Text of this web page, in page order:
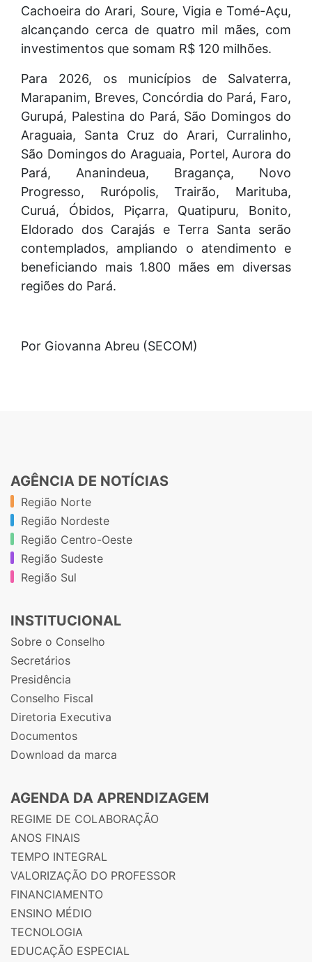
Cachoeira do Arari, Soure, Vigia e Tomé-Açu,
alcançando cerca de quatro mil mães, com
investimentos que somam R$ 120 milhões.
Para 2026, os municípios de Salvaterra,
Marapanim, Breves, Concórdia do Pará, Faro,
Gurupá, Palestina do Pará, São Domingos do
Araguaia, Santa Cruz do Arari, Curralinho,
São Domingos do Araguaia, Portel, Aurora do
Pará, Ananindeua, Bragança, Novo
Progresso, Rurópolis, Trairão, Marituba,
Curuá, Óbidos, Piçarra, Quatipuru, Bonito,
Eldorado dos Carajás e Terra Santa serão
contemplados, ampliando o atendimento e
beneficiando mais 1.800 mães em diversas
regiões do Pará.
Por Giovanna Abreu (SECOM)
AGÊNCIA DE NOTÍCIAS
Região Norte
Região Nordeste
Região Centro-Oeste
Região Sudeste
Região Sul
INSTITUCIONAL
Sobre o Conselho
Secretários
Presidência
Conselho Fiscal
Diretoria Executiva
Documentos
Download da marca
AGENDA DA APRENDIZAGEM
REGIME DE COLABORAÇÃO
ANOS FINAIS
TEMPO INTEGRAL
VALORIZAÇÃO DO PROFESSOR
FINANCIAMENTO
ENSINO MÉDIO
TECNOLOGIA
EDUCAÇÃO ESPECIAL